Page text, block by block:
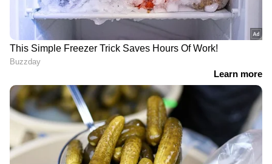
Related Articles
'മുലയൂട്ടുന്നതിനിടെ അമ്മ
ഉറങ്ങിപ്പോയി, കുഞ്ഞ്
പറഞ്ഞത് നുണ:11 മാസം
പ്രായമുള്ള മകളെ ചവിട്ടി
നിലത്തിട്ടത് പിതാവ്, അറസ്റ്റ്
ഹെഡ്ലൈറ്റ് കത്തിയില്ല,
വെളിച്ചത്തിൽ ബസ് ഓടിച്ച്
ഡ്രൈവർ; നടപടിയുമായി
കെകെആർടിസി, സംഭവം
കർണാടകയിൽ